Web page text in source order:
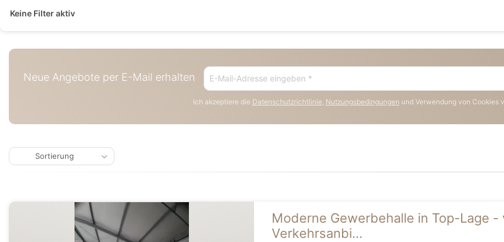
Keine Filter aktiv
Neue Angebote per E-Mail erhalten
Ich akzeptiere die Datenschutzrichtlinie, Nutzungsbedingungen und Verwendung von
Sortierung
Moderne Gewerbehalle in Top-Lage
Verkehrsanbi...